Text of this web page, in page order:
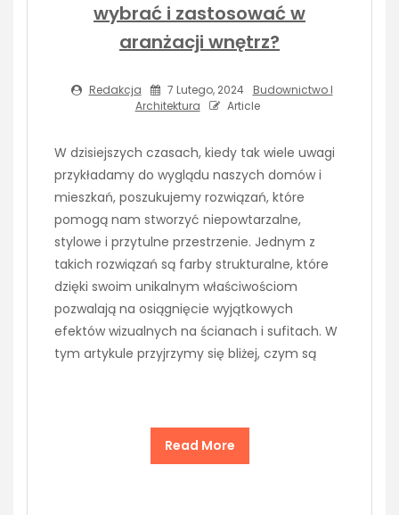
wybrać i zastosować w
aranżacji wnętrz?
Redakcja 7 Lutego, 2024
Budownictwo I
Architektura
Article
W dzisiejszych czasach, kiedy tak wiele uwagi
przykładamy do wyglądu naszych domów i
mieszkań, poszukujemy rozwiązań, które
pomogą nam stworzyć niepowtarzalne,
stylowe i przytulne przestrzenie. Jednym z
takich rozwiązań są farby strukturalne, które
dzięki swoim unikalnym właściwościom
pozwalają na osiągnięcie wyjątkowych
efektów wizualnych na ścianach i sufitach. W
tym artykule przyjrzymy się bliżej, czym są
Read More